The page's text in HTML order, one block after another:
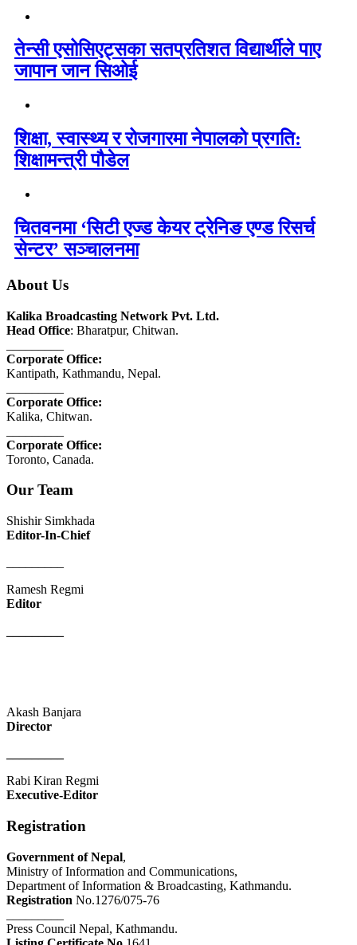
तेन्सी एसोसिएट्सका सतप्रतिशत विद्यार्थीले पाए
जापान जान सिओई
शिक्षा, स्वास्थ्य र रोजगारमा नेपालको प्रगति:
शिक्षामन्त्री पौडेल
चितवनमा ‘सिटी एज्ड केयर ट्रेनिङ एण्ड रिसर्च
सेन्टर’ सञ्चालनमा
About Us
Kalika Broadcasting Network Pvt. Ltd.
Head Office: Bharatpur, Chitwan.
Corporate Office:
Kantipath, Kathmandu, Nepal.
Corporate Office:
Kalika, Chitwan.
Corporate Office:
Toronto, Canada.
Our Team
Shishir Simkhada
Editor-In-Chief
Ramesh Regmi
Editor
Akash Banjara
Director
Rabi Kiran Regmi
Executive-Editor
Registration
Government of Nepal,
Ministry of Information and Communications,
Department of Information & Broadcasting, Kathmandu.
Registration No.1276/075-76
Press Council Nepal, Kathmandu.